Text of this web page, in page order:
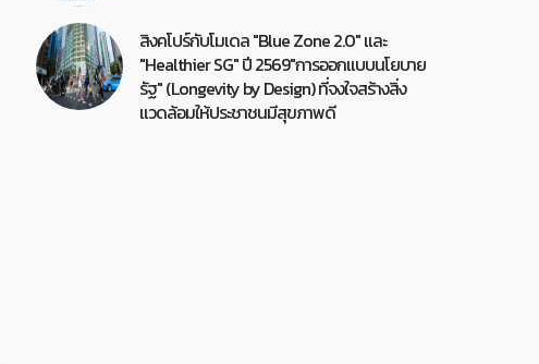
สิงคโปร์กับโมเดล "Blue Zone 2.0" และ
"Healthier SG" ปี 2569"การออกแบบนโยบาย
รัฐ" (Longevity by Design) ที่จงใจสร้างสิ่ง
แวดล้อมให้ประชาชนมีสุขภาพดี